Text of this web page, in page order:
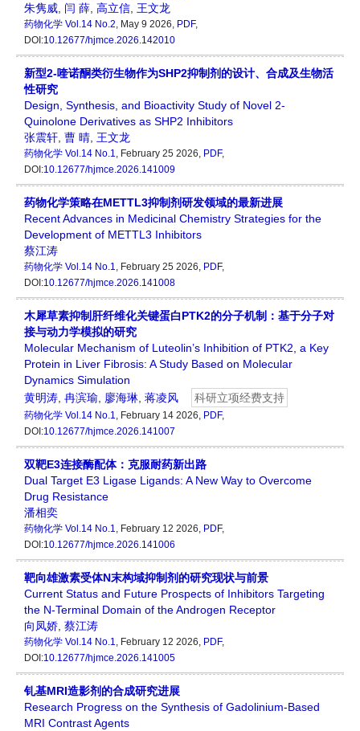
朱隽威 闫 薛 高立信 王文龙
药物化学 Vol.14 No.2, May 9 2026, PDF,
DOI:10.12677/hjmce.2026.142010
新型2-喹诺酮类衍生物作为SHP2抑制剂的设计、合成及生物活
性研究
Design, Synthesis, and Bioactivity Study of Novel 2-
Quinolone Derivatives as SHP2 Inhibitors
张震轩 曹 晴 王文龙
药物化学 Vol.14 No.1, February 25 2026, PDF,
DOI:10.12677/hjmce.2026.141009
药物化学策略在METTL3抑制剂研发领域的最新进展
Recent Advances in Medicinal Chemistry Strategies for the
Development of METTL3 Inhibitors
蔡江涛
药物化学 Vol.14 No.1, February 25 2026, PDF,
DOI:10.12677/hjmce.2026.141008
木犀草素抑制肝纤维化关键蛋白PTK2的分子机制：基于分子对
接与动力学模拟的研究
Molecular Mechanism of Luteolin’s Inhibition of PTK2, a Key
Protein in Liver Fibrosis: A Study Based on Molecular
Dynamics Simulation
黄明涛 冉滨瑜 廖海琳 蒋凌风 科研立项经费支持
药物化学 Vol.14 No.1, February 14 2026, PDF,
DOI:10.12677/hjmce.2026.141007
双靶E3连接酶配体：克服耐药新出路
Dual Target E3 Ligase Ligands: A New Way to Overcome
Drug Resistance
潘相奕
药物化学 Vol.14 No.1, February 12 2026, PDF,
DOI:10.12677/hjmce.2026.141006
靶向雄激素受体N末构域抑制剂的研究现状与前景
Current Status and Future Prospects of Inhibitors Targeting
the N-Terminal Domain of the Androgen Receptor
向凤娇 蔡江涛
药物化学 Vol.14 No.1, February 12 2026, PDF,
DOI:10.12677/hjmce.2026.141005
钆基MRI造影剂的合成研究进展
Research Progress on the Synthesis of Gadolinium-Based
MRI Contrast Agents